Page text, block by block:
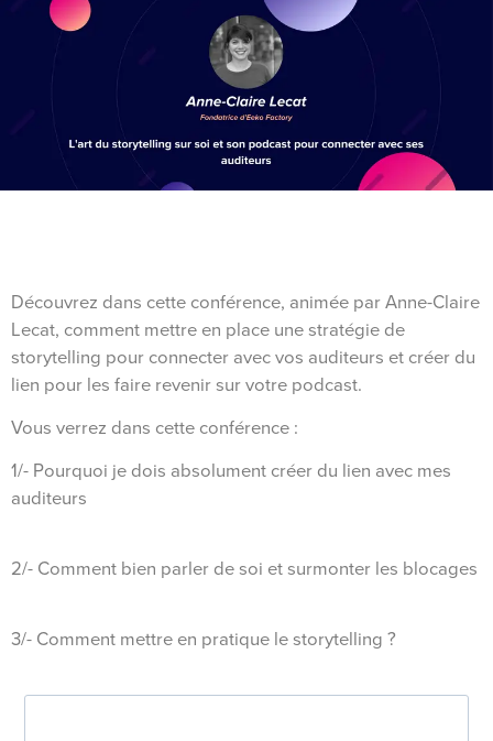
Découvrez dans cette conférence, animée par Anne-Claire
Lecat, comment mettre en place une stratégie de
storytelling pour connecter avec vos auditeurs et créer du
lien pour les faire revenir sur votre podcast.
Vous verrez dans cette conférence :
1/- Pourquoi je dois absolument créer du lien avec mes
auditeurs
2/- Comment bien parler de soi et surmonter les blocages
3/- Comment mettre en pratique le storytelling ?